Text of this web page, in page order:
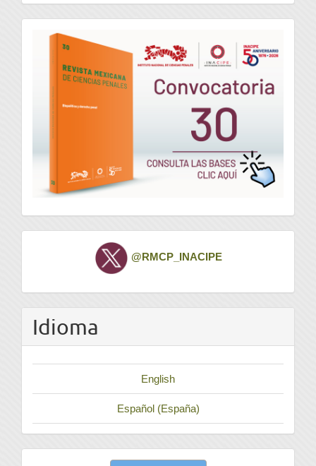
convocatoria
Twitter @RMCP_INACIPE
Idioma
English
Español (España)